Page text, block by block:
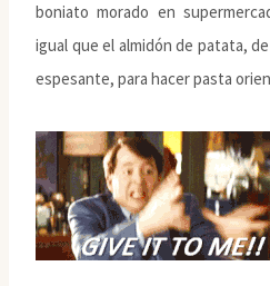
boniato morado en
igual que el almidón de patata,
espesante, para hacer pasta